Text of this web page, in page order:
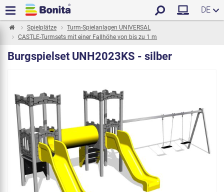
DE
Spielplätze
Turm-Spielanlagen UNIVERSAL
CASTLE-Turmsets mit einer Fallhöhe von bis zu 1 m
Burgspielset UNH2023KS - silber